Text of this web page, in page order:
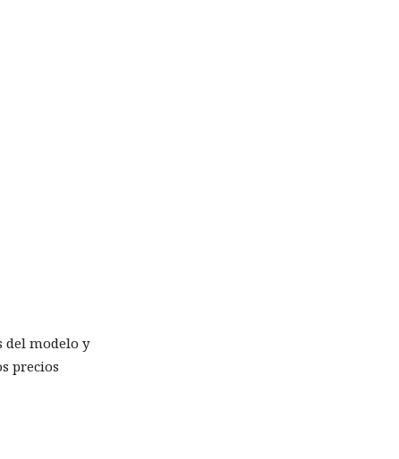
del modelo y
precios